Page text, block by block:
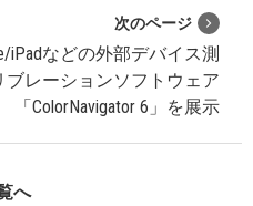
次のページ
iPadなどの外部デバイス測
レーションソフトウェア
「ColorNavigator 6」を展示
へ